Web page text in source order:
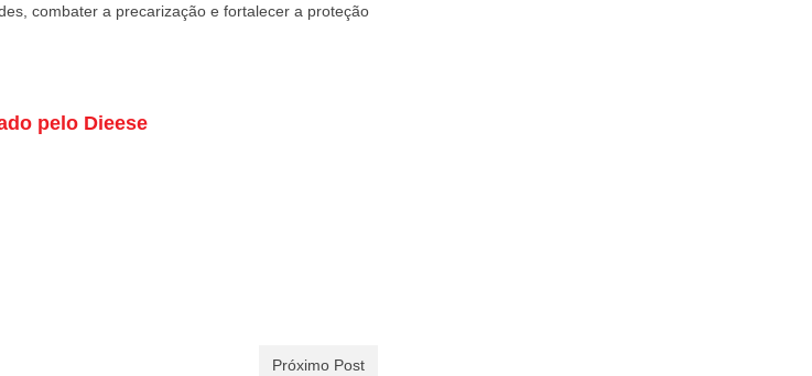
combater a precarização e fortalecer a proteção
pelo Dieese
Próximo Post